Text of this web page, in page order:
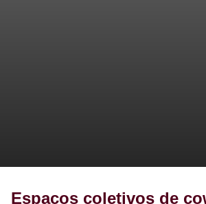
Espaços coletivos de